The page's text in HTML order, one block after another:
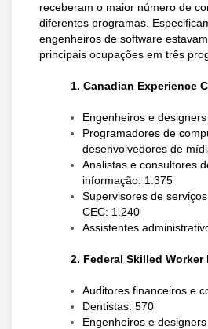
receberam o maior número de
diferentes programas.
engenheiros de software
principais ocupações em três
1. Canadian Experience
Engenheiros e
Programadores de
desenvolvedores de
Analistas e consultores
informação: 1.375
Supervisores de
CEC: 1.240
Assistentes
2. Federal Skilled Worker
Auditores financeiros e
Dentistas: 570
Engenheiros e